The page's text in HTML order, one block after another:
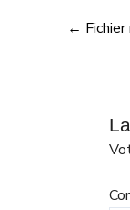
←